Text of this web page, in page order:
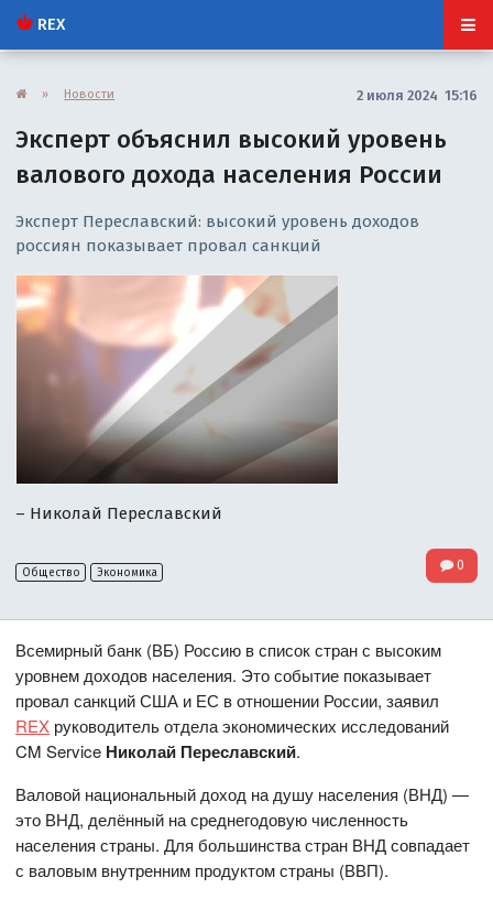
REX
» Новости 2 июля 2024 15:16
Эксперт объяснил высокий уровень
валового дохода населения России
Эксперт Переславский: высокий уровень доходов
россиян показывает провал санкций
– Николай Переславский
Общество Экономика 0
Всемирный банк (ВБ) Россию в список стран с высоким
уровнем доходов населения. Это событие показывает
провал санкций США и ЕС в отношении России, заявил
REX руководитель отдела экономических исследований
CM Service Николай Переславский.
Валовой национальный доход на душу населения (ВНД) —
это ВНД, делённый на среднегодовую численность
населения страны. Для большинства стран ВНД совпадает
с валовым внутренним продуктом страны (ВВП).